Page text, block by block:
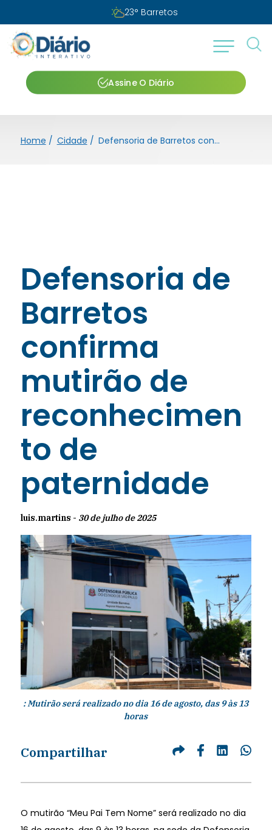
23° Barretos
Assine O Diário
Home / Cidade / Defensoria de Barretos confirma mutirão de reconhecimento de paternidade
Defensoria de
Barretos
confirma
mutirão de
reconhecimen
to de
paternidade
luis.martins - 30 de julho de 2025
: Mutirão será realizado no dia 16 de agosto, das 9 às 13
horas
Compartilhar
O mutirão “Meu Pai Tem Nome” será realizado no dia